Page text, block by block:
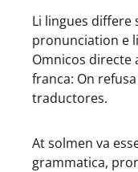
Li lingues differe
pronunciation e
Omnicos directe
franca: On
traductores.
At solmen va
grammatica,